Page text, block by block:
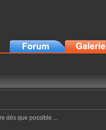
dès que possible ...